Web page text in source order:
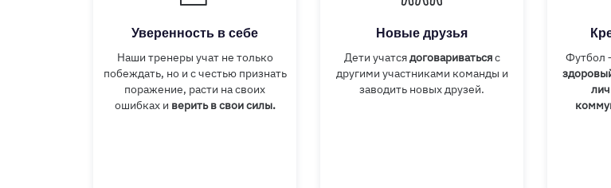
Уверенность в себе
Наши тренеры учат не только
побеждать, но и с честью признать
поражение, расти на своих
ошибках и верить в свои силы.
Новые друзья
Дети учатсядоговариватьсяс
другими участниками команды и
заводить новых друзей.
Футбол